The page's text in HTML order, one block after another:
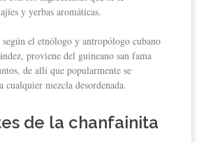
y yerbas aromáticas.
el etnólogo y antropólogo cubano
proviene del guineano san fama
de allí que popularmente se
cualquier mezcla desordenada.
de la chanfainita